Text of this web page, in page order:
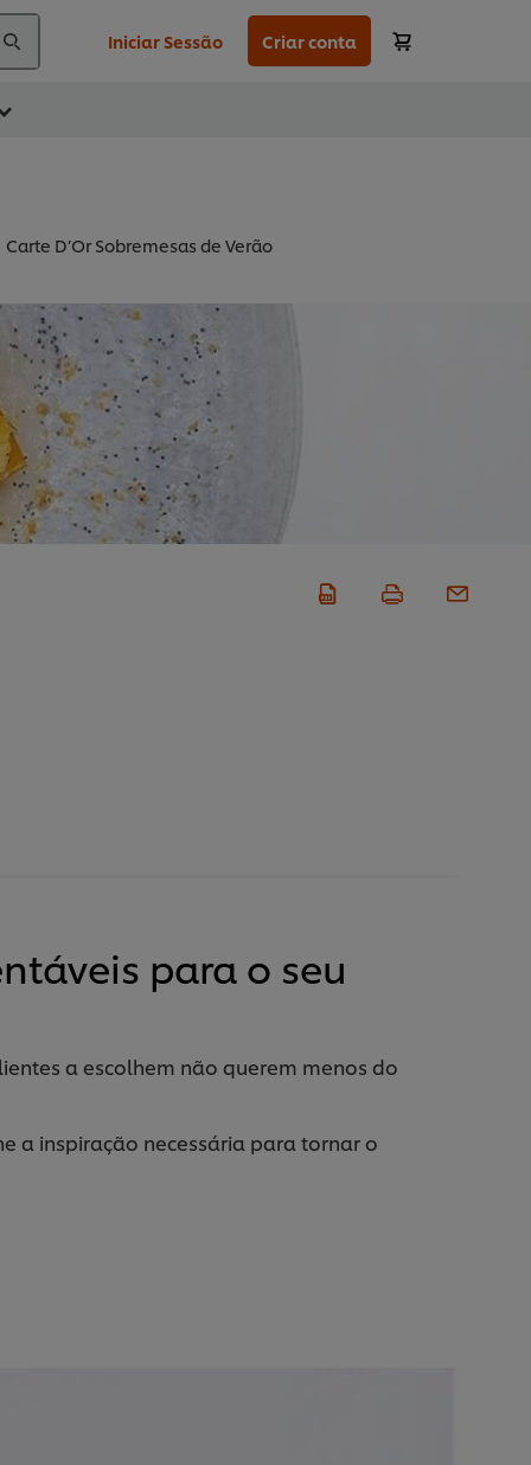
Iniciar Sessão Criar conta
Carte D’Or Sobremesas de Verão
para o seu
a escolhem não querem menos do
a inspiração necessária para tornar o